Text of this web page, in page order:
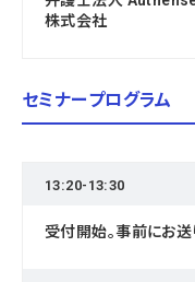
株式会社
セミナープログラム
13:20-13:30
受付開始。事前にお送